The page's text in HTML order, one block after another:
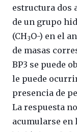
estructura dos
de un grupo
(CH3O-) en el
de masas
BP3 se puede
le puede
presencia de
La respuesta
acumularse